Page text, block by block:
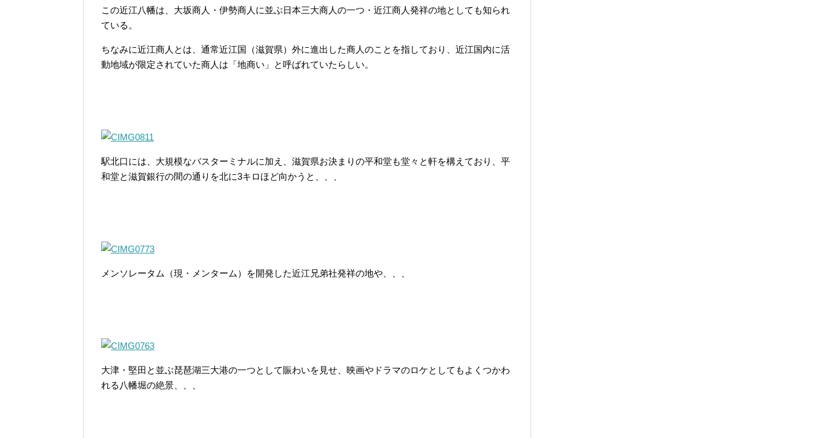
この近江八幡は、大坂商人・伊勢商人に並ぶ日本三大商人の一つ・近江商人発祥の地としても知られ
ている。
ちなみに近江商人とは、通常近江国（滋賀県）外に進出した商人のことを指しており、近江国内に活
動地域が限定されていた商人は「地商い」と呼ばれていたらしい。
駅北口には、大規模なバスターミナルに加え、滋賀県お決まりの平和堂も堂々と軒を構えており、平
和堂と滋賀銀行の間の通りを北に3キロほど向かうと、、、
メンソレータム（現・メンターム）を開発した近江兄弟社発祥の地や、、、
大津・堅田と並ぶ琵琶湖三大港の一つとして賑わいを見せ、映画やドラマのロケとしてもよくつかわ
れる八幡堀の絶景、、、